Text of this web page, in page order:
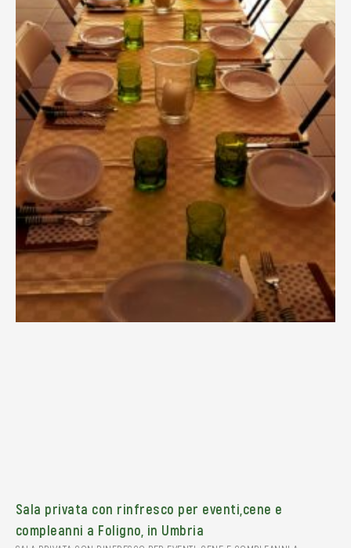
Sala privata con rinfresco per eventi,cene e
compleanni a Foligno, in Umbria